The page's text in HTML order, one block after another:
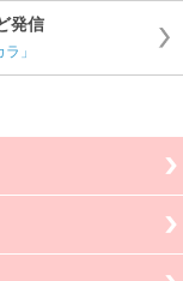
発信
」